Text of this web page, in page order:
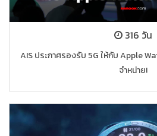
316 วัน
AIS ประกาศรองรับ 5G ให้กับ Apple
จำหน่าย!